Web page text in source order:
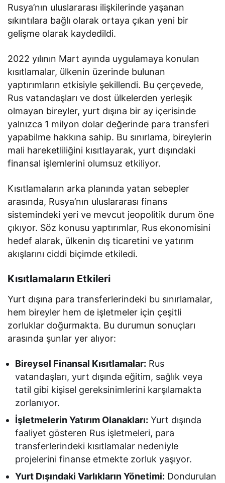
Rusya’nın uluslararası ilişkilerinde yaşanan
sıkıntılara bağlı olarak ortaya çıkan yeni bir
gelişme olarak kaydedildi.
2022 yılının Mart ayında uygulamaya konulan
kısıtlamalar, ülkenin üzerinde bulunan
yaptırımların etkisiyle şekillendi. Bu çerçevede,
Rus vatandaşları ve dost ülkelerden yerleşik
olmayan bireyler, yurt dışına bir ay içerisinde
yalnızca 1 milyon dolar değerinde para transferi
yapabilme hakkına sahip. Bu sınırlama, bireylerin
mali hareketliliğini kısıtlayarak, yurt dışındaki
finansal işlemlerini olumsuz etkiliyor.
Kısıtlamaların arka planında yatan sebepler
arasında, Rusya’nın uluslararası finans
sistemindeki yeri ve mevcut jeopolitik durum öne
çıkıyor. Söz konusu yaptırımlar, Rus ekonomisini
hedef alarak, ülkenin dış ticaretini ve yatırım
akışlarını ciddi biçimde etkiledi.
Kısıtlamaların Etkileri
Yurt dışına para transferlerindeki bu sınırlamalar,
hem bireyler hem de işletmeler için çeşitli
zorluklar doğurmakta. Bu durumun sonuçları
arasında şunlar yer alıyor:
Bireysel Finansal Kısıtlamalar: Rus
vatandaşları, yurt dışında eğitim, sağlık veya
tatil gibi kişisel gereksinimlerini karşılamakta
zorlanıyor.
İşletmelerin Yatırım Olanakları: Yurt dışında
faaliyet gösteren Rus işletmeleri, para
transferlerindeki kısıtlamalar nedeniyle
projelerini finanse etmekte zorluk yaşıyor.
Yurt Dışındaki Varlıkların Yönetimi: Dondurulan